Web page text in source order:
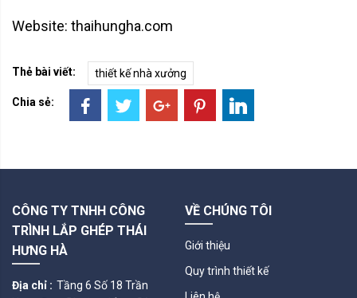
Website: thaihungha.com
Thẻ bài viết: thiết kế nhà xưởng
Chia sẻ:
CÔNG TY TNHH CÔNG
TRÌNH LẮP GHÉP THÁI
HƯNG HÀ
Địa chỉ : Tầng 6 Số 18 Trần
VỀ CHÚNG TÔI
Giới thiệu
Quy trình thiết kế